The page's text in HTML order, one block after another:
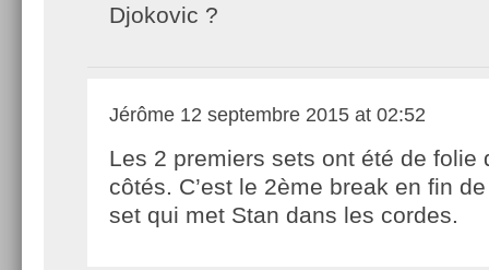
Djokovic ?
Jérôme 12 septembre 2015 at 02:52
Les 2 premiers sets ont été de folie
côtés. C’est le 2ème break en fin
set qui met Stan dans les cordes.